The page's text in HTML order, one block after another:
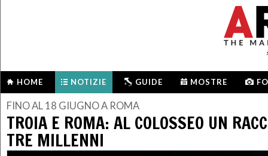
HOME NOTIZIE GUIDE MOSTRE
FINO AL 18 GIUGNO A ROMA
TROIA E ROMA: AL COLOSSEO UN
TRE MILLENNI